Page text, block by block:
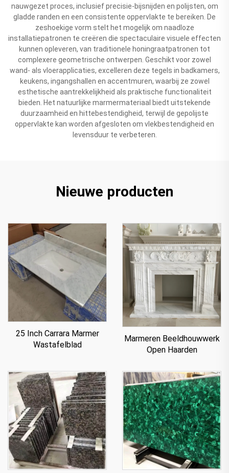
nauwgezet proces, inclusief precisie-bijsnijden en polijsten, om
gladde randen en een consistente oppervlakte te bereiken. De
zeshoekige vorm stelt het mogelijk om naadloze
installatiepatronen te creëren die spectaculaire visuele effecten
kunnen opleveren, van traditionele honingraatpatronen tot
complexere geometrische ontwerpen. Geschikt voor zowel
wand- als vloerapplicaties, excelleren deze tegels in badkamers,
keukens, ingangshallen en accentmuren, waarbij ze zowel
esthetische aantrekkelijkheid als praktische functionaliteit
bieden. Het natuurlijke marmermateriaal biedt uitstekende
duurzaamheid en hittebestendigheid, terwijl de gepolijste
oppervlakte kan worden afgesloten om vlekbestendigheid en
levensduur te verbeteren.
Nieuwe producten
25 Inch Carrara Marmer
Wastafelblad
Marmeren Beeldhouwwerk
Open Haarden